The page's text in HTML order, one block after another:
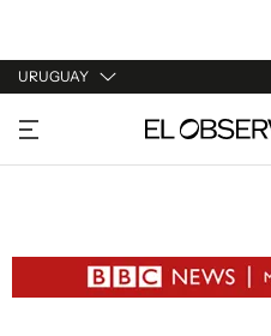
URUGUAY
URUGUAY
ARGENTINA
ESTADOS UNIDOS